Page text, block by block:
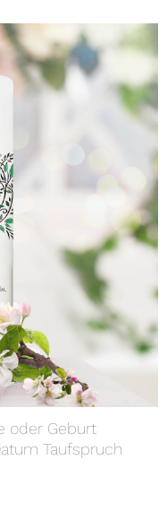
oder Geburt
Taufspruch